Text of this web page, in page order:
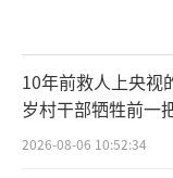
10年前救人上央视
岁村干部牺牲前一
别！
2026-08-06 10:52:34